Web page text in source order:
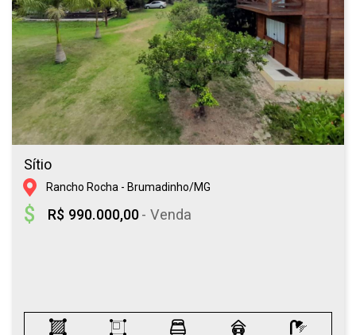
Sítio
Rancho Rocha - Brumadinho/MG
R$ 990.000,00- Venda